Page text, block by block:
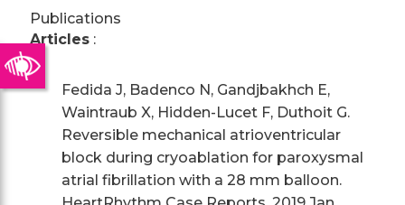
Publications
Articles :
Fedida J, Badenco N, Gandjbakhch E,
Waintraub X, Hidden-Lucet F, Duthoit G.
Reversible mechanical atrioventricular
block during cryoablation for paroxysmal
atrial fibrillation with a 28 mm balloon.